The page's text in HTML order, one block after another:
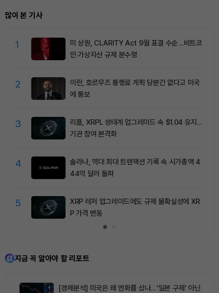
많이 본 기사
1
미 상원, CLARITY Act 9월 표결 수순…비트코
인·가상자산 규제 분수령
2
이란, 호르무즈 통행료 계획 당분간 없다고 미국
에 통보
3
리플, XRPL 생태계 업그레이드 속 $1.04 유지…
기관 참여 본격화
4
솔라나, 역대 최대 트랜잭션 기록 속 시가총액 4
44억 달러 돌파
5
XRP 레저 업그레이드에도 규제 불확실성에 XR
P 가격 변동
지금 꼭 알아야 할 리포트
[경제분석] 미국은 왜 엔화를 샀나…‘일본 구제’ 아닌